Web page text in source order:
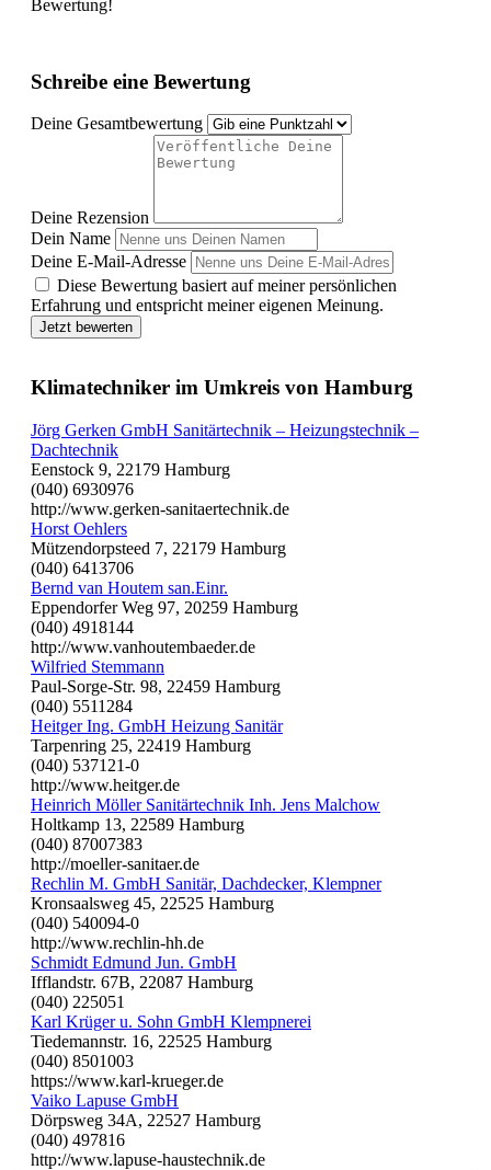
Bewertung!
Schreibe eine Bewertung
Deine Gesamtbewertung
Deine Rezension
Dein Name
Deine E-Mail-Adresse
Diese Bewertung basiert auf meiner persönlichen
Erfahrung und entspricht meiner eigenen Meinung.
Jetzt bewerten
Klimatechniker im Umkreis von Hamburg
Jörg Gerken GmbH Sanitärtechnik – Heizungstechnik –
Dachtechnik
Eenstock 9, 22179 Hamburg
(040) 6930976
http://www.gerken-sanitaertechnik.de
Horst Oehlers
Mützendorpsteed 7, 22179 Hamburg
(040) 6413706
Bernd van Houtem san.Einr.
Eppendorfer Weg 97, 20259 Hamburg
(040) 4918144
http://www.vanhoutembaeder.de
Wilfried Stemmann
Paul-Sorge-Str. 98, 22459 Hamburg
(040) 5511284
Heitger Ing. GmbH Heizung Sanitär
Tarpenring 25, 22419 Hamburg
(040) 537121-0
http://www.heitger.de
Heinrich Möller Sanitärtechnik Inh. Jens Malchow
Holtkamp 13, 22589 Hamburg
(040) 87007383
http://moeller-sanitaer.de
Rechlin M. GmbH Sanitär, Dachdecker, Klempner
Kronsaalsweg 45, 22525 Hamburg
(040) 540094-0
http://www.rechlin-hh.de
Schmidt Edmund Jun. GmbH
Ifflandstr. 67B, 22087 Hamburg
(040) 225051
Karl Krüger u. Sohn GmbH Klempnerei
Tiedemannstr. 16, 22525 Hamburg
(040) 8501003
https://www.karl-krueger.de
Vaiko Lapuse GmbH
Dörpsweg 34A, 22527 Hamburg
(040) 497816
http://www.lapuse-haustechnik.de